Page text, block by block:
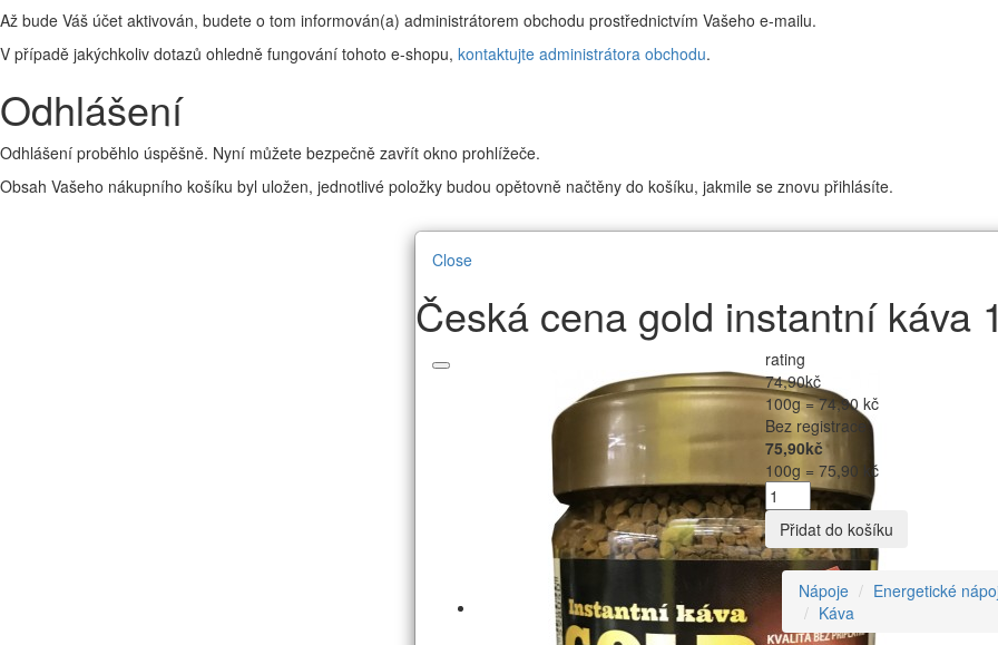
Až bude Váš účet aktivován, budete o tom informován(a) administrátorem obchodu prostřednictvím Vašeho e-mailu.
V případě jakýchkoliv dotazů ohledně fungování tohoto e-shopu, kontaktujte administrátora obchodu.
Odhlášení
Odhlášení proběhlo úspěšně. Nyní můžete bezpečně zavřít okno prohlížeče.
Obsah Vašeho nákupního košíku byl uložen, jednotlivé položky budou opětovně načtěny do košíku, jakmile se znovu přihlásíte.
Close
Česká cena gold instantní káva
rating
74,90kč
100g = 74,90 kč
Bez registrace
75,90kč
100g = 75,90 kč
Přidat do košíku
Nápoje
Energetické
Káva